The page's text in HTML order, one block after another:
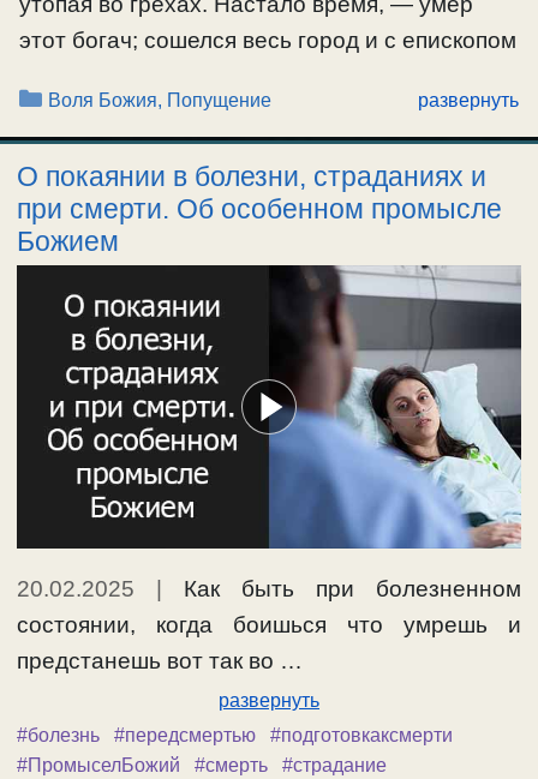
этот богач; сошелся весь город и с епископом
предшествовали возженные свечи.
Свидетелем похорон был прислуживавший
отшельнику. По обычаю он понес хлебы в
пустыню и нашел, что отшельника съел …
Ещё…
#воляБожия #ПромыселБожий
Рубрики
Воля Божия, Попущение развернуть
О покаянии в болезни, страданиях и
при смерти. Об особенном промысле
Божием
20.02.2025 | Как быть при болезненном
состоянии, когда боишься что умрешь и
предстанешь вот так во …
развернуть
#болезнь
#передсмертью
#подготовкаксмерти
#ПромыселБожий
#смерть #страдание